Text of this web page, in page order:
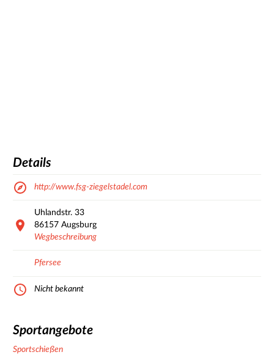
Details
http://www.fsg-ziegelstadel.com
Uhlandstr. 33
86157 Augsburg
Wegbeschreibung
Pfersee
Nicht bekannt
Sportangebote
Sportschießen